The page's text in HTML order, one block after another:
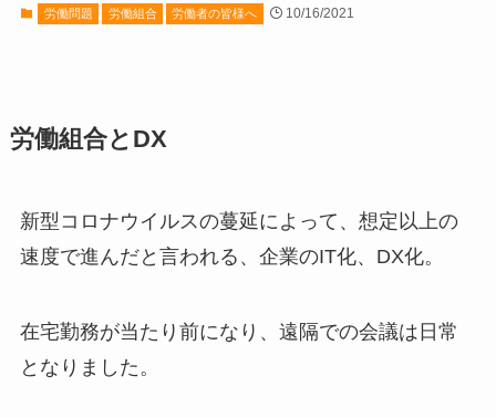
労働問題 労働組合 労働者の皆様へ 10/16/2021
労働組合とDX
新型コロナウイルスの蔓延によって、想定以上の
速度で進んだと言われる、企業のIT化、DX化。
在宅勤務が当たり前になり、遠隔での会議は日常
となりました。